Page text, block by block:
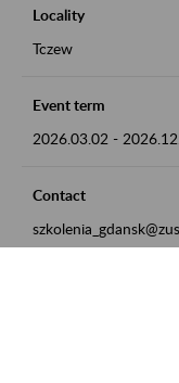
Locality
Tczew
Event term
2026.03.02 -
Contact